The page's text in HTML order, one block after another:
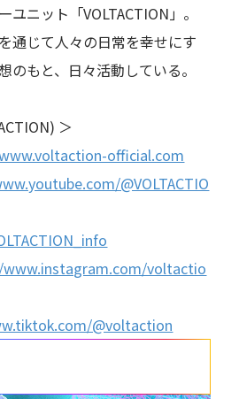
ユニット「VOLTACTION」。
通じて人々の日常を幸せにす
のもと、日々活動している。
＞
official.com
@VOLTACTIO
voltactio
@voltaction